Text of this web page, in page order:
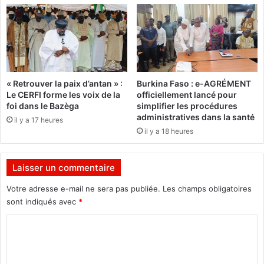
s
i
q
u
e
s
e
t
v
e
a
e
s
a
p
r
è
s
m
i
i
« Retrouver la paix d’antan » :
Le CERFI forme les voix de la
foi dans le Bazèga
il y a 17 heures
Burkina Faso : e-AGRÉMENT
officiellement lancé pour
simplifier les procédures
administratives dans la santé
il y a 18 heures
Laisser un commentaire
Votre adresse e-mail ne sera pas publiée. Les champs obligatoires
sont indiqués avec *